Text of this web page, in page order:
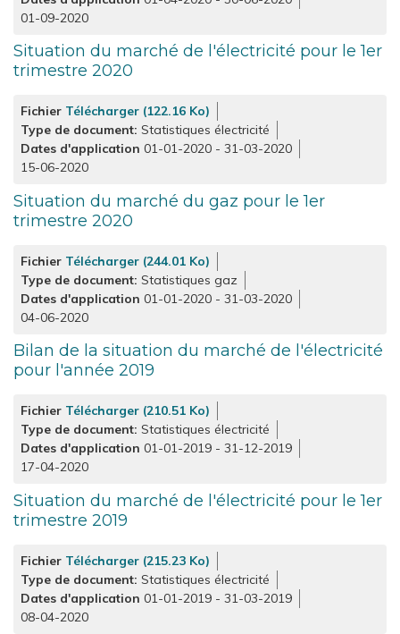
01-09-2020
Situation du marché de l'électricité pour le 1er
trimestre 2020
Fichier Télécharger (122.16 Ko)
Type de document Statistiques électricité
Dates d'application 01-01-2020 - 31-03-2020
15-06-2020
Situation du marché du gaz pour le 1er
trimestre 2020
Fichier Télécharger (244.01 Ko)
Type de document Statistiques gaz
Dates d'application 01-01-2020 - 31-03-2020
04-06-2020
Bilan de la situation du marché de l'électricité
pour l'année 2019
Fichier Télécharger (210.51 Ko)
Type de document Statistiques électricité
Dates d'application 01-01-2019 - 31-12-2019
17-04-2020
Situation du marché de l'électricité pour le 1er
trimestre 2019
Fichier Télécharger (215.23 Ko)
Type de document Statistiques électricité
Dates d'application 01-01-2019 - 31-03-2019
08-04-2020